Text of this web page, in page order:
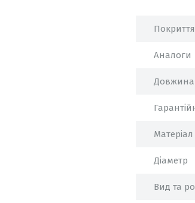
Покриття
Аналоги
Довжина
Матеріал
Діаметр
Вид та